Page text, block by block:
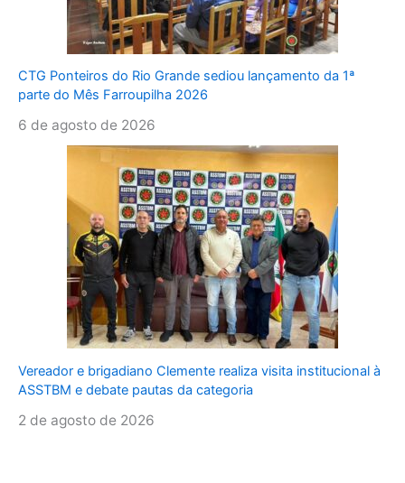
CTG Ponteiros do Rio Grande sediou lançamento da 1ª
parte do Mês Farroupilha 2026
6 de agosto de 2026
Vereador e brigadiano Clemente realiza visita institucional à
ASSTBM e debate pautas da categoria
2 de agosto de 2026